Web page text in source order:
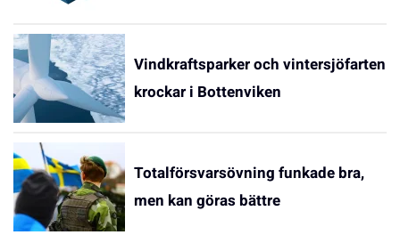
Vindkraftsparker och vintersjöfarten
krockar i Bottenviken
Totalförsvarsövning funkade bra,
men kan göras bättre